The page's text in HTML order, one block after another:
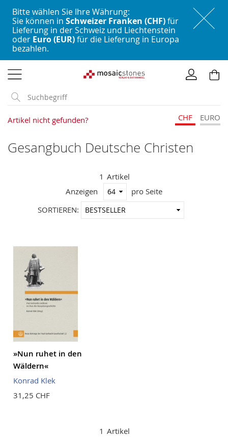
Bitte wählen Sie Ihre Währung:
Sie können in Schweizer Franken (CHF)für
Lieferung in der Schweiz und Liechtenstein
oder Euro (EUR)für die Lieferung in Europa
bezahlen.
zum
Inhalt
Artikel nicht gefunden? CHF EURO
Gesangbuch Deutsche Christen
1 Artikel
Anzeigen
pro Seite
SORTIEREN:
»Nun ruhet in den
Wäldern«
Konrad Klek
31,25 CHF
1 Artikel